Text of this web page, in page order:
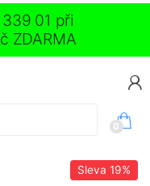
339 01 při
ZDARMA
0
Sleva 19%